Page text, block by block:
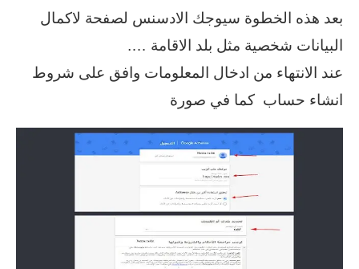
بعد هذه الخطوة سيوجك الادسنس لصفحة لاكمال
البيانات شخصية مثل بلد الاقامة ….
عند الانتهاء من ادخال المعلومات وافق على شروط
انشاء حساب كما في صورة